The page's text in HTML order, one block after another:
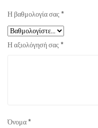
Η βαθμολογία σας *
Η αξιολόγησή σας *
Όνομα *